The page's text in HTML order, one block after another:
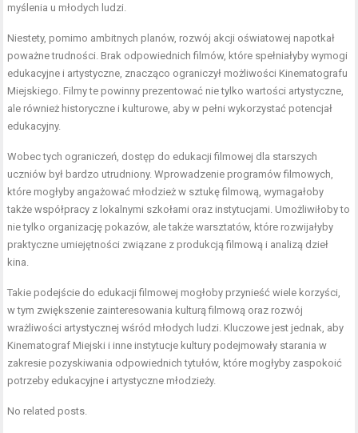
myślenia u młodych ludzi.
Niestety, pomimo ambitnych planów, rozwój akcji oświatowej napotkał
poważne trudności. Brak odpowiednich filmów, które spełniałyby wymogi
edukacyjne i artystyczne, znacząco ograniczył możliwości Kinematografu
Miejskiego. Filmy te powinny prezentować nie tylko wartości artystyczne,
ale również historyczne i kulturowe, aby w pełni wykorzystać potencjał
edukacyjny.
Wobec tych ograniczeń, dostęp do edukacji filmowej dla starszych
uczniów był bardzo utrudniony. Wprowadzenie programów filmowych,
które mogłyby angażować młodzież w sztukę filmową, wymagałoby
także współpracy z lokalnymi szkołami oraz instytucjami. Umożliwiłoby to
nie tylko organizację pokazów, ale także warsztatów, które rozwijałyby
praktyczne umiejętności związane z produkcją filmową i analizą dzieł
kina.
Takie podejście do edukacji filmowej mogłoby przynieść wiele korzyści,
w tym zwiększenie zainteresowania kulturą filmową oraz rozwój
wrażliwości artystycznej wśród młodych ludzi. Kluczowe jest jednak, aby
Kinematograf Miejski i inne instytucje kultury podejmowały starania w
zakresie pozyskiwania odpowiednich tytułów, które mogłyby zaspokoić
potrzeby edukacyjne i artystyczne młodzieży.
No related posts.